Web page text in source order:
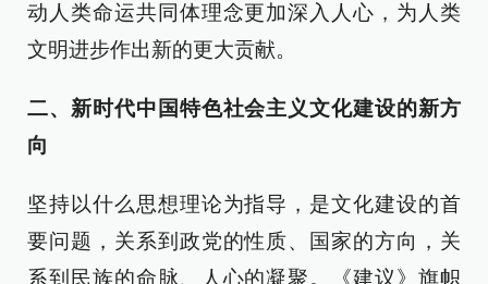
动人类命运共同体理念更加深入人心，为人类
文明进步作出新的更大贡献。
二、新时代中国特色社会主义文化建设的新方
向
坚持以什么思想理论为指导，是文化建设的首
要问题，关系到政党的性质、国家的方向，关
系到民族的命脉、人心的凝聚。《建议》旗帜